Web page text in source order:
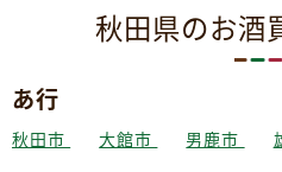
秋田県のお酒
あ行
秋田市 大館市 男鹿市